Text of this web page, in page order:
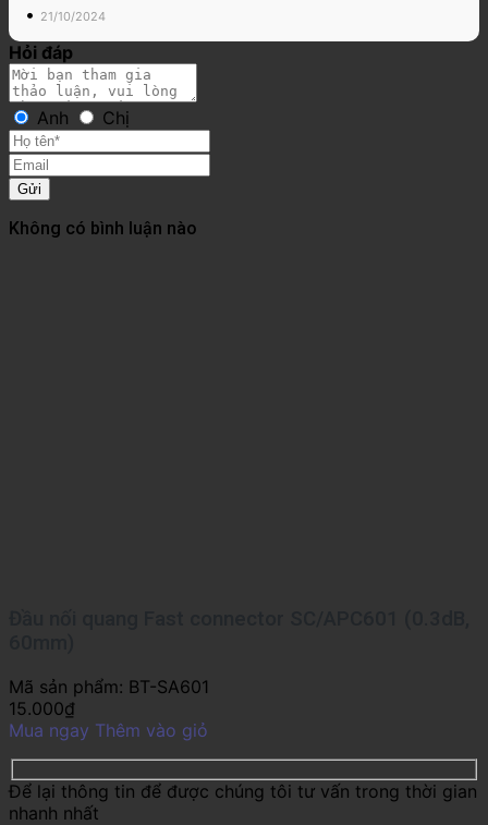
• 21/10/2024
Hỏi đáp
Anh Chị
Gửi
Không có bình luận nào
Mã sản phẩm: BT-SA601
15.000₫
Mua ngay Thêm vào giỏ
Để lại thông tin để được chúng tôi tư vấn trong thời gian
nhanh nhất